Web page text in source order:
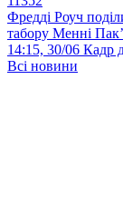
Фредді Роуч
табору Менні
14:15, 30/06 Кадр
Всі новини